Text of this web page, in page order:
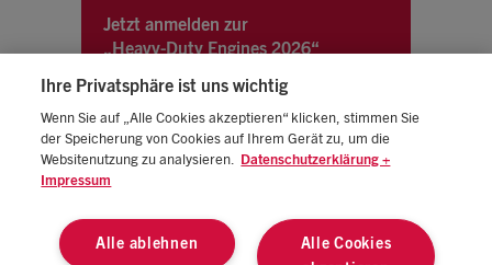
Jetzt anmelden zur
„Heavy-Duty Engines 2026“
Ihre Privatsphäre ist uns wichtig
Wenn Sie auf „Alle Cookies akzeptieren“ klicken, stimmen Sie
der Speicherung von Cookies auf Ihrem Gerät zu, um die
Websitenutzung zu analysieren.
Datenschutzerklärung +
Impressum
Alle Cookies
Alle ablehnen